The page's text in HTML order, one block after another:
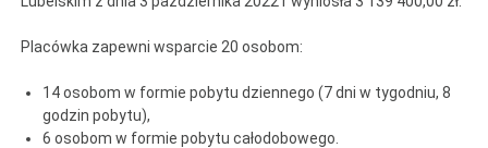
Placówka zapewni wsparcie 20 osobom:
14 osobom w formie pobytu dziennego (7 dni w tygodniu, 8
godzin pobytu),
6 osobom w formie pobytu całodobowego.